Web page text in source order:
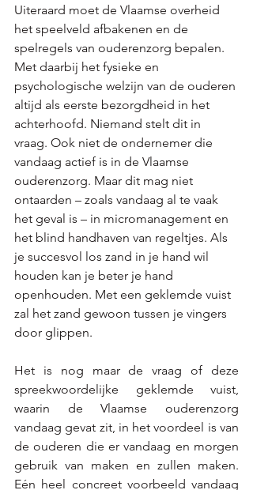
Uiteraard moet de Vlaamse overheid
het speelveld afbakenen en de
spelregels van ouderenzorg bepalen.
Met daarbij het fysieke en
psychologische welzijn van de ouderen
altijd als eerste bezorgdheid in het
achterhoofd. Niemand stelt dit in
vraag. Ook niet de ondernemer die
vandaag actief is in de Vlaamse
ouderenzorg. Maar dit mag niet
ontaarden – zoals vandaag al te vaak
het geval is – in micromanagement en
het blind handhaven van regeltjes. Als
je succesvol los zand in je hand wil
houden kan je beter je hand
openhouden. Met een geklemde vuist
zal het zand gewoon tussen je vingers
door glippen.
Het is nog maar de vraag of deze
spreekwoordelijke geklemde vuist,
waarin de Vlaamse ouderenzorg
vandaag gevat zit, in het voordeel is van
de ouderen die er vandaag en morgen
gebruik van maken en zullen maken.
Eén heel concreet voorbeeld vandaag